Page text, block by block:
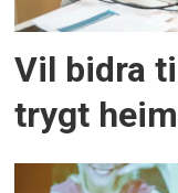
Vil bidra
trygt